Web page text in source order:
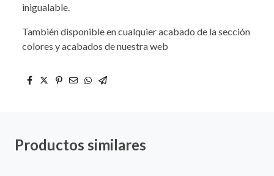
inigualable.
También disponible en cualquier acabado de la sección
colores y acabados de nuestra web
Productos similares